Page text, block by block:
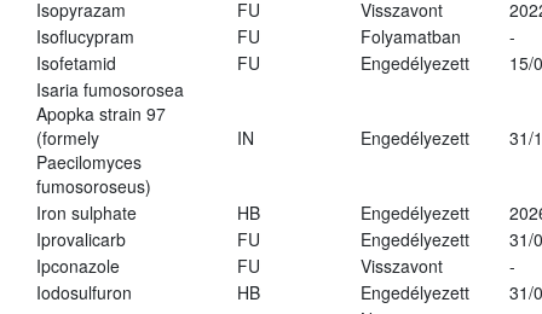
Isopyrazam
FU Visszavont
Isoflucypram
FU Folyamatban
-
Isofetamid
FU Engedélyezett
15/
Isaria fumosorosea
Apopka strain 97
(formely
Paecilomyces
fumosoroseus)
IN Engedélyezett 31/
Iron sulphate HB Engedélyezett
Iprovalicarb
FU Engedélyezett
31/
Ipconazole
FU Visszavont
-
Iodosulfuron
HB Engedélyezett
31/